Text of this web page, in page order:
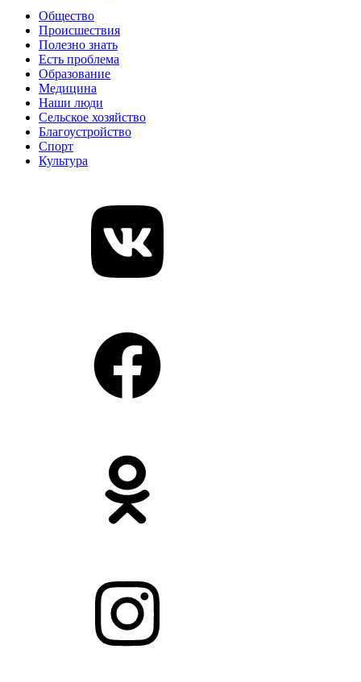
Общество
Происшествия
Полезно знать
Есть проблема
Образование
Медицина
Наши люди
Сельское хозяйство
Благоустройство
Спорт
Культура